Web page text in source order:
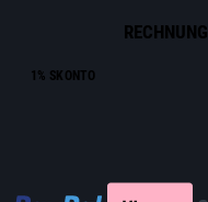
1% SKONTO
RECHNUNG